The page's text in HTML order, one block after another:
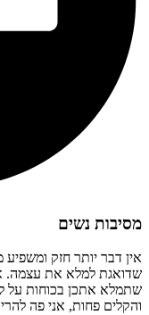
מסיבות נשים
אין דבר יותר חזק
שדואגת למלא את עצמה.
שתמלא אתכן בכוחות על
והקלים פחות, אני פה